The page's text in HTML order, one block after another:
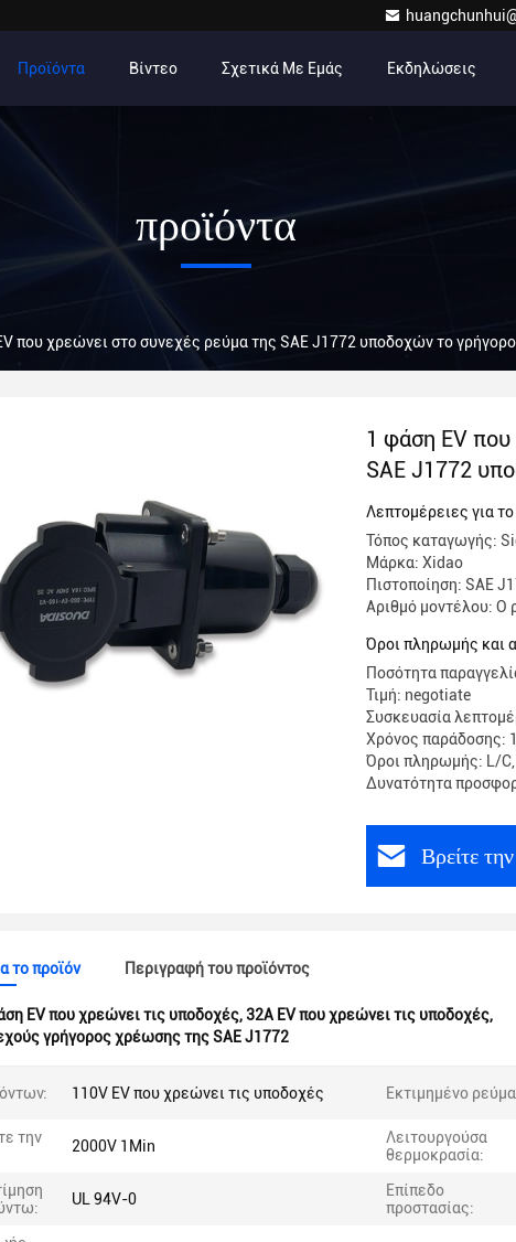
Προϊόντα Βίντεο Σχετικά Με Εμάς Εκδηλώσεις
προϊόντα
που χρεώνει στο συνεχές ρεύμα της SAE J1772 υποδοχών το
1 φάση EV
SAE J1772
χρέωσης
Λεπτομέρειες για
Τόπος καταγωγής:
Μάρκα: Xidao
Πιστοποίηση: SAE
Αριθμό μοντέλου:
Όροι πληρωμής και
Ποσότητα
Τιμή: negotiate
Συσκευασία
Χρόνος παράδοσης:
Όροι πληρωμής: L/
Δυνατότητα
Βρείτε
το προϊόν Περιγραφή του προϊόντος
EV που χρεώνει τις υποδοχές,32A EV που χρεώνει τις υποδοχές,
γρήγορος χρέωσης της SAE J1772
110V EV που χρεώνει τις υποδοχές Εκτιμημένο
την
2000V 1Min
Λειτουργούσα
θερμοκρασία:
UL 94V-0
Επίπεδο
προστασίας: